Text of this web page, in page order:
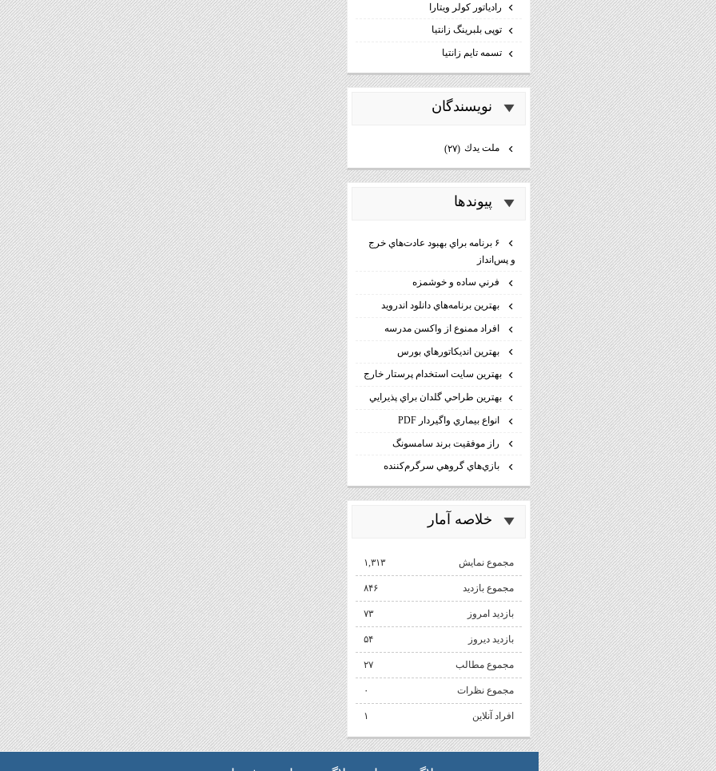
رادیاتور کولر ویتارا
توپی بلبرینگ زانتیا
تسمه تایم زانتیا
نويسندگان
ملت يدك (۲۷)
پيوندها
۶ برنامه براي بهبود عادت‌هاي خرج
و پس‌انداز
فرني ساده و خوشمزه
بهترين برنامه‌هاي دانلود اندرويد
افراد ممنوع از واكسن مدرسه
بهترين انديكاتورهاي بورس
بهترين سايت استخدام پرستار خارج
بهترين طراحي گلدان براي پذيرايي
انواع بيماري واگيردار PDF
راز موفقيت برند سامسونگ
بازي‌هاي گروهي سرگرم‌كننده
خلاصه آمار
مجموع نمایش‌ ۱,۳۱۳
مجموع بازدید ۸۴۶
بازدید امروز ۷۳
بازدید دیروز ۵۴
مجموع مطالب ۲۷
مجموع نظرات ۰
افراد آنلاین ۱